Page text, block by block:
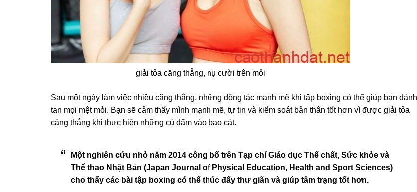
giải tỏa căng thẳng, nụ cười trên môi
Sau một ngày làm việc nhiều căng thẳng, những động tác mạnh mẽ khi tập boxing có thể giúp bạn đánh
tan mọi mệt mỏi. Bạn sẽ cảm thấy mình mạnh mẽ, tự tin và kiểm soát bản thân tốt hơn vì được giải tỏa
căng thẳng khi thực hiện những cú đấm vào bao cát.
Một nghiên cứu nhỏ năm 2014 công bố trên Tạp chí Giáo dục Thể chất, Sức khỏe và
Thể thao Nhật Bản (Japan Journal of Physical Education, Health and Sport Sciences)
cho thấy các bài tập boxing có thể thúc đẩy thư giãn và giúp tâm trạng tốt hơn.